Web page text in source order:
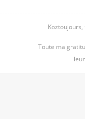
Toute ma